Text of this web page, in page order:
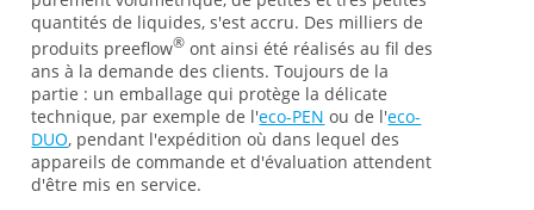
quantités de liquides, s'est accru. Des milliers de
produits preeflow® ont ainsi été réalisés au fil des
ans à la demande des clients. Toujours de la
partie : un emballage qui protège la délicate
technique, par exemple de l'eco-PEN ou de l'eco-
DUO, pendant l'expédition où dans lequel des
appareils de commande et d'évaluation attendent
d'être mis en service.